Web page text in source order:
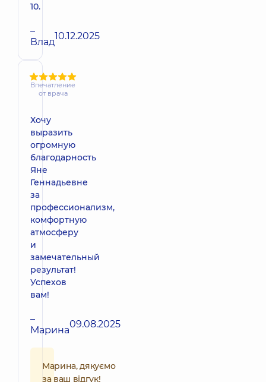
10.
–
Влад10.12.2025
Впечатление
от врача
Хочу
выразить
огромную
благодарность
Яне
Геннадьевне
за
профессионализм,
комфортную
атмосферу
и
замечательный
результат!
Успехов
вам!
–
Марина09.08.2025
Марина, дякуємо
за ваш відгук!